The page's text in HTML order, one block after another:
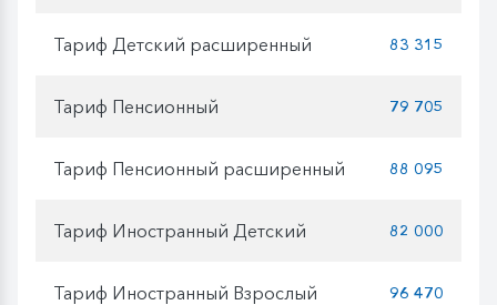
Тариф Детский расширенный 83 315
Тариф Пенсионный 79 705
Тариф Пенсионный расширенный 88 095
Тариф Иностранный Детский 82 000
Тариф Иностранный Взрослый 96 470